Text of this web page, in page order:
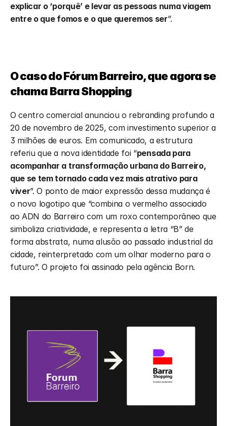
explicar o ‘porquê’ e levar as pessoas numa viagem
entre o que fomos e o que queremos ser”.
O caso do Fórum Barreiro, que agora se
chama Barra Shopping
O centro comercial anunciou o rebranding profundo a
20 de novembro de 2025, com investimento superior a
3 milhões de euros. Em comunicado, a estrutura
referiu que a nova identidade foi “pensada para
acompanhar a transformação urbana do Barreiro,
que se tem tornado cada vez mais atrativo para
viver”. O ponto de maior expressão dessa mudança é
o novo logotipo que “combina o vermelho associado
ao ADN do Barreiro com um roxo contemporâneo que
simboliza criatividade, e representa a letra “B” de
forma abstrata, numa alusão ao passado industrial da
cidade, reinterpretado com um olhar moderno para o
futuro”. O projeto foi assinado pela agência Born.